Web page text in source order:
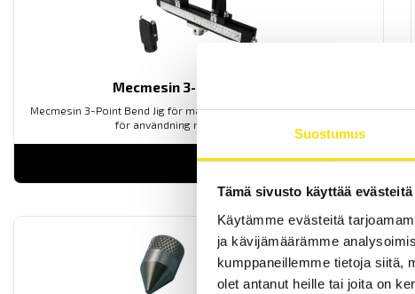
Suostumus
Tämä sivusto käyttää evästeitä
Käytämme evästeitä
ja kävijämäärämme
kumppaneillemme tietoja siitä,
olet antanut heille tai joita on
Mecmesin 3-Point Bend Jig
Mecmesin 3-Point Bend Jig för mätning av böjmoment upp till 10 kN
för användning med dragprovare
LUE LISÄÄ